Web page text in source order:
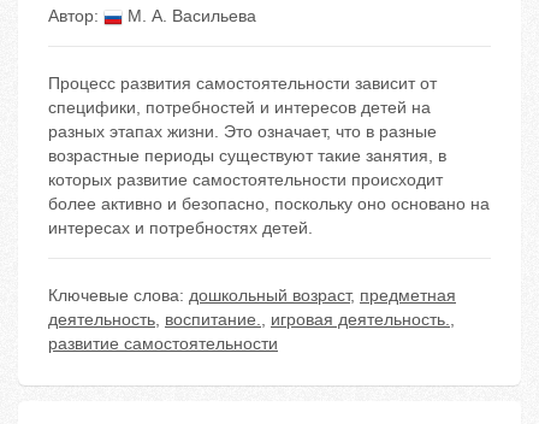
Автор: М. А. Васильева
Процесс развития самостоятельности зависит от
специфики, потребностей и интересов детей на
разных этапах жизни. Это означает, что в разные
возрастные периоды существуют такие занятия, в
которых развитие самостоятельности происходит
более активно и безопасно, поскольку оно основано на
интересах и потребностях детей.
Ключевые слова: дошкольный возраст, предметная
деятельность, воспитание., игровая деятельность.,
развитие самостоятельности